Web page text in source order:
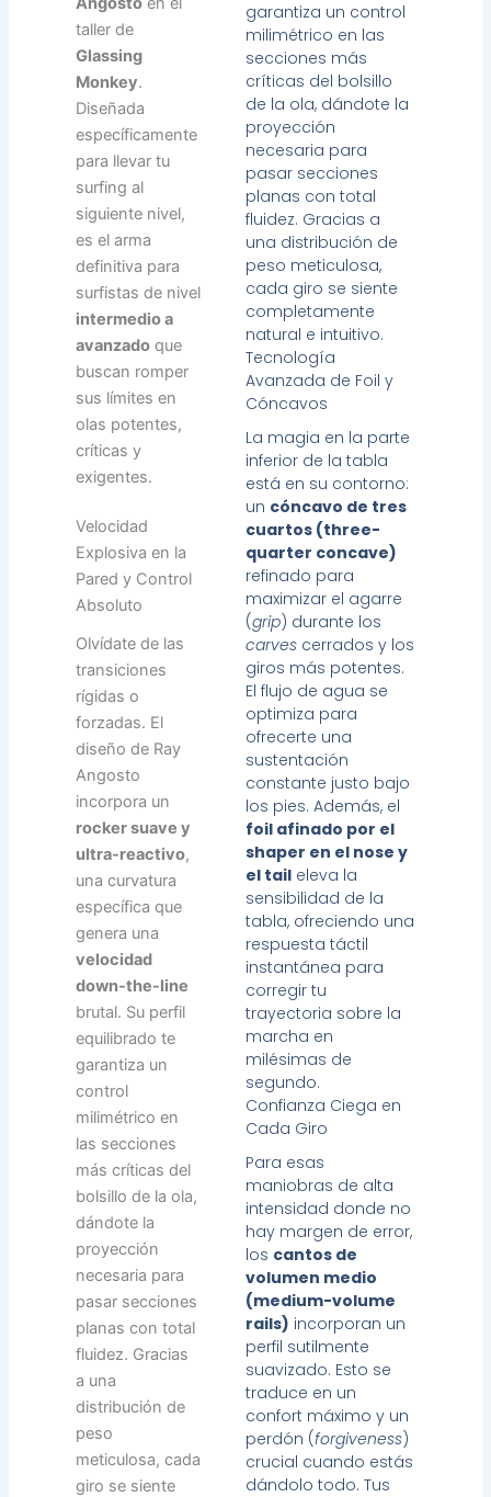
garantiza un control
milimétrico en las
secciones más
críticas del bolsillo
de la ola, dándote la
proyección
necesaria para
pasar secciones
planas con total
fluidez. Gracias a
una distribución de
peso meticulosa,
cada giro se siente
completamente
natural e intuitivo.
Tecnología
Avanzada de Foil y
Cóncavos
La magia en la parte
inferior de la tabla
está en su contorno:
un cóncavo de tres
cuartos (three-
quarter concave)
refinado para
maximizar el agarre
(grip) durante los
carves cerrados y los
giros más potentes.
El flujo de agua se
optimiza para
ofrecerte una
sustentación
constante justo bajo
los pies. Además, el
foil afinado por el
shaper en el nose y
el tail eleva la
sensibilidad de la
tabla, ofreciendo una
respuesta táctil
instantánea para
corregir tu
trayectoria sobre la
marcha en
milésimas de
segundo.
Confianza Ciega en
Cada Giro
Para esas
maniobras de alta
intensidad donde no
hay margen de error,
los cantos de
volumen medio
(medium-volume
rails) incorporan un
perfil sutilmente
suavizado. Esto se
traduce en un
confort máximo y un
perdón (forgiveness)
crucial cuando estás
dándolo todo. Tus
taller de
Glassing
Monkey.
Diseñada
específicamente
para llevar tu
surfing al
siguiente nivel,
es el arma
definitiva para
surfistas de nivel
intermedio a
avanzado que
buscan romper
sus límites en
olas potentes,
críticas y
exigentes.
Velocidad
Explosiva en la
Pared y Control
Absoluto
Olvídate de las
transiciones
rígidas o
forzadas. El
diseño de Ray
Angosto
incorpora un
rocker suave y
ultra-reactivo,
una curvatura
específica que
genera una
velocidad
down-the-line
brutal. Su perfil
equilibrado te
garantiza un
control
milimétrico en
las secciones
más críticas del
bolsillo de la ola,
dándote la
proyección
necesaria para
pasar secciones
planas con total
fluidez. Gracias
a una
distribución de
peso
meticulosa, cada
giro se siente